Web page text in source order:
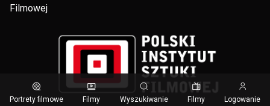
Filmowej
Portrety filmowe Filmy Wyszukiwanie Filmy Logowanie